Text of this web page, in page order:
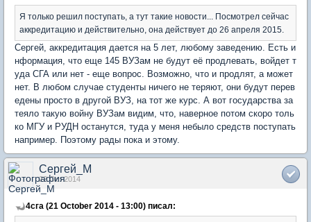
Я только решил поступать, а тут такие новости... Посмотрел сейчас
аккредитацию и действительно, она действует до 26 апреля 2015.
Сергей, аккредитация дается на 5 лет, любому заведению. Есть и
нформация, что еще 145 ВУЗам не будут её продлевать, войдет т
уда СГА или нет - еще вопрос. Возможно, что и продлят, а может
нет. В любом случае студенты ничего не теряют, они будут перев
едены просто в другой ВУЗ, на тот же курс. А вот государства за
теяло такую войну ВУЗам видим, что, наверное потом скоро толь
ко МГУ и РУДН останутся, туда у меня небыло средств поступать
например. Поэтому рады пока и этому.
Сергей_М
22 Oct 2014
4сга (21 October 2014 - 13:00) писал: